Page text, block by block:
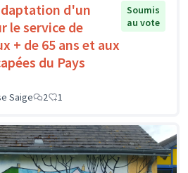
d'un
le service de
+ de 65 ans et aux
du Pays
Soumis
au vote
Saige 2 1